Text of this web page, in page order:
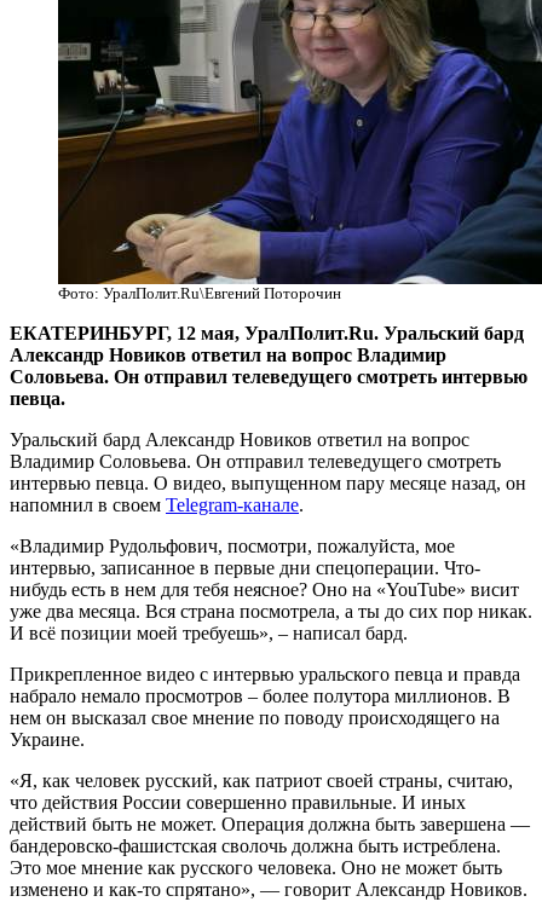
Фото: УралПолит.Ru\Евгений Поторочин
ЕКАТЕРИНБУРГ, 12 мая, УралПолит.Ru. Уральский бард
Александр Новиков ответил на вопрос Владимир
Соловьева. Он отправил телеведущего смотреть интервью
певца.
Уральский бард Александр Новиков ответил на вопрос
Владимир Соловьева. Он отправил телеведущего смотреть
интервью певца. О видео, выпущенном пару месяце назад, он
напомнил в своем Telegram-канале.
«Владимир Рудольфович, посмотри, пожалуйста, мое
интервью, записанное в первые дни спецоперации. Что-
нибудь есть в нем для тебя неясное? Оно на «YouTube» висит
уже два месяца. Вся страна посмотрела, а ты до сих пор никак.
И всё позиции моей требуешь», – написал бард.
Прикрепленное видео с интервью уральского певца и правда
набрало немало просмотров – более полутора миллионов. В
нем он высказал свое мнение по поводу происходящего на
Украине.
«Я, как человек русский, как патриот своей страны, считаю,
что действия России совершенно правильные. И иных
действий быть не может. Операция должна быть завершена —
бандеровско-фашистская сволочь должна быть истреблена.
Это мое мнение как русского человека. Оно не может быть
изменено и как-то спрятано», — говорит Александр Новиков.